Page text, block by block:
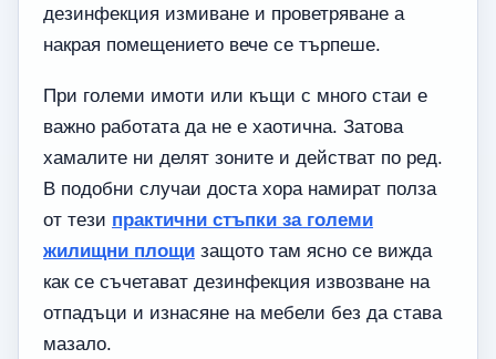
дезинфекция измиване и проветряване а
накрая помещението вече се търпеше.
При големи имоти или къщи с много стаи е
важно работата да не е хаотична. Затова
хамалите ни делят зоните и действат по ред.
В подобни случаи доста хора намират полза
от тези практични стъпки за големи
жилищни площи защото там ясно се вижда
как се съчетават дезинфекция извозване на
отпадъци и изнасяне на мебели без да става
мазало.